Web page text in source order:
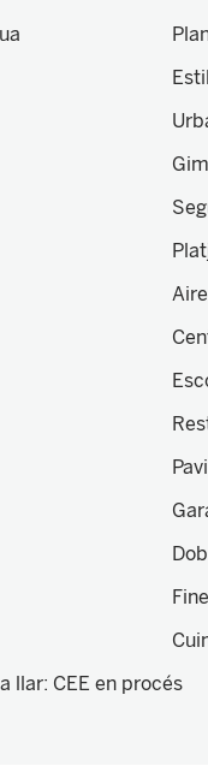
llar: CEE en procés